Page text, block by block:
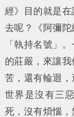
經》目的就是
去呢？《阿彌
「執持名號」
的莊嚴，來讓
苦，還有輪迴
世界是沒有三
死，沒有煩惱，